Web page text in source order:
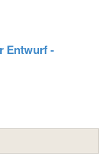
Entwurf -